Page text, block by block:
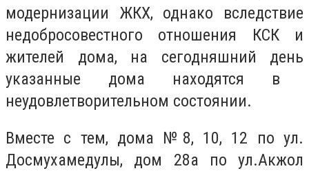
модернизации ЖКХ, однако вследствие
недобросовестного отношения КСК и
жителей дома, на сегодняшний день
указанные дома находятся в
неудовлетворительном состоянии.
Вместе с тем, дома №8, 10, 12 по ул.
Досмухамедулы, дом 28а по ул.Акжол